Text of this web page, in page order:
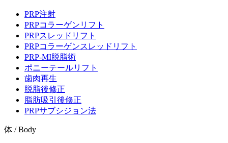
PRP注射
PRPコラーゲンリフト
PRPスレッドリフト
PRPコラーゲンスレッドリフト
PRP-MI脱脂術
ポニーテールリフト
歯肉再生
脱脂後修正
脂肪吸引後修正
PRPサブシジョン法
体 / Body